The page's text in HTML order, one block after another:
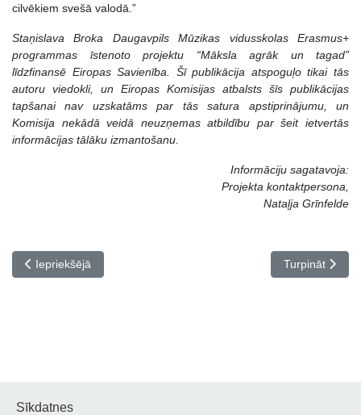
cilvēkiem svešā valodā.”
Staņislava Broka Daugavpils Mūzikas vidusskolas Erasmus+
programmas īstenoto projektu “Māksla agrāk un tagad”
līdzfinansē Eiropas Savienība. Šī publikācija atspoguļo tikai tās
autoru viedokli, un Eiropas Komisijas atbalsts šīs publikācijas
tapšanai nav uzskatāms par tās satura apstiprinājumu, un
Komisija nekādā veidā neuzņemas atbildību par šeit ietvertās
informācijas tālāku izmantošanu.
Informāciju sagatavoja:
Projekta kontaktpersona,
Nataļja Grīnfelde
Iepriekšējais raksts: Erasmus+ projekts “Māksla agrāk un tagad”
Iepriekšējā Nākamais
Turpināt
Sīkdatnes